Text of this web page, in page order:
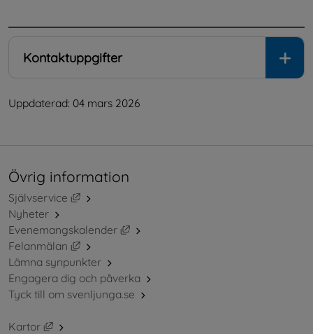
Kontaktuppgifter
Uppdaterad: 04 mars 2026
Övrig information
Självservice
Länk till annan webbplats, öppnas i nytt fönster.
Nyheter
Evenemangskalender
Länk till annan webbplats, öppnas i
Felanmälan
Länk till annan webbplats, öppnas i nytt fönster.
Lämna synpunkter
Engagera dig och påverka
Tyck till om svenljunga.se
Kartor
Länk till annan webbplats, öppnas i nytt fönster.